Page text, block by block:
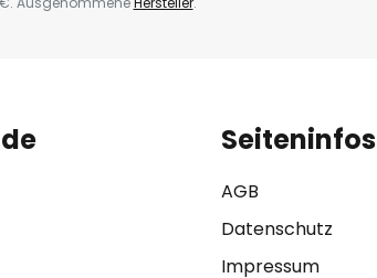
Seiteninfos
AGB
Datenschutz
Impressum